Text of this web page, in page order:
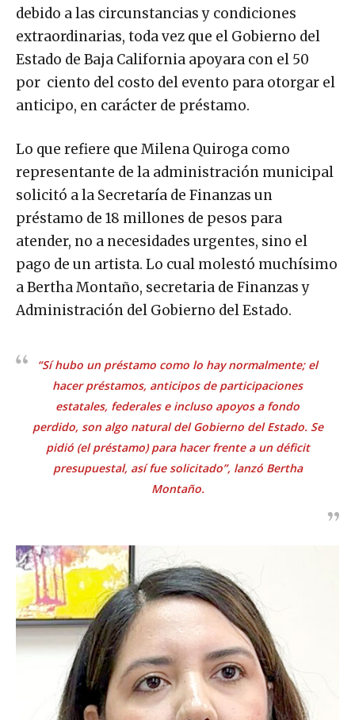
debido a las circunstancias y condiciones
extraordinarias, toda vez que el Gobierno del
Estado de Baja California apoyara con el 50
por ciento del costo del evento para otorgar el
anticipo, en carácter de préstamo.
Lo que refiere que Milena Quiroga como
representante de la administración municipal
solicitó a la Secretaría de Finanzas un
préstamo de 18 millones de pesos para
atender, no a necesidades urgentes, sino el
pago de un artista. Lo cual molestó muchísimo
a Bertha Montaño, secretaria de Finanzas y
Administración del Gobierno del Estado.
“Sí hubo un préstamo como lo hay normalmente; el
hacer préstamos, anticipos de participaciones
estatales, federales e incluso apoyos a fondo
perdido, son algo natural del Gobierno del Estado. Se
pidió (el préstamo) para hacer frente a un déficit
presupuestal, así fue solicitado”, lanzó Bertha
Montaño.